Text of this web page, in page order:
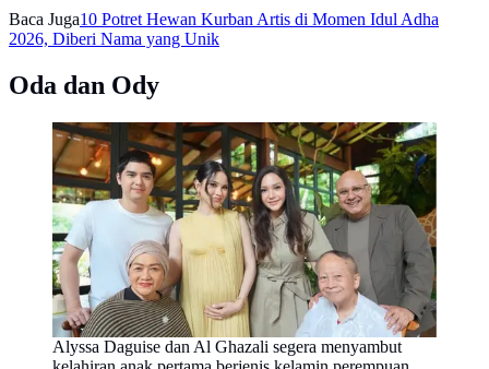
Baca Juga10 Potret Hewan Kurban Artis di Momen Idul Adha
2026, Diberi Nama yang Unik
Oda dan Ody
Alyssa Daguise dan Al Ghazali segera menyambut